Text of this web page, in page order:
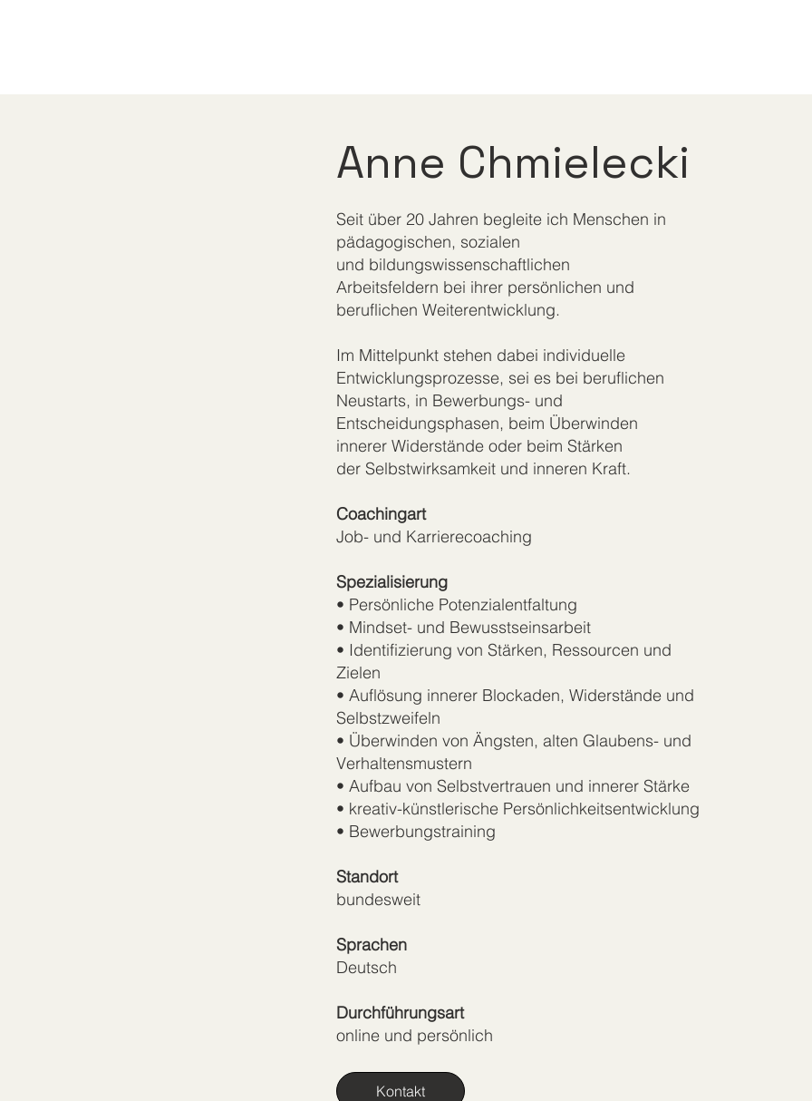
Anne Chmielecki
Seit über 20 Jahren begleite ich Menschen in
pädagogischen, sozialen
und bildungswissenschaftlichen
Arbeitsfeldern bei ihrer persönlichen und
beruflichen Weiterentwicklung.
Im Mittelpunkt stehen dabei individuelle
Entwicklungsprozesse, sei es bei beruflichen
Neustarts, in Bewerbungs- und
Entscheidungsphasen, beim Überwinden
innerer Widerstände oder beim Stärken
der Selbstwirksamkeit und inneren Kraft.
Coachingart
Job- und Karrierecoaching
Spezialisierung
• Persönliche Potenzialentfaltung
• Mindset- und Bewusstseinsarbeit
• Identifizierung von Stärken, Ressourcen und
Zielen
• Auflösung innerer Blockaden, Widerstände und
Selbstzweifeln
• Überwinden von Ängsten, alten Glaubens- und
Verhaltensmustern
• Aufbau von Selbstvertrauen und innerer Stärke
• kreativ-künstlerische Persönlichkeitsentwicklung
• Bewerbungstraining
Standort
bundesweit
Sprachen
Deutsch
Durchführungsart
online und persönlich
Kontakt